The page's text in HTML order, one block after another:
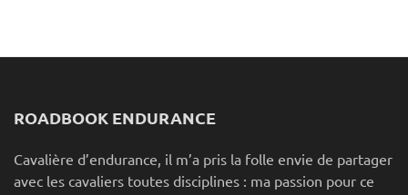
ROADBOOK ENDURANCE
Cavalière d’endurance, il m’a pris la folle envie de partager
avec les cavaliers toutes disciplines : ma passion pour ce